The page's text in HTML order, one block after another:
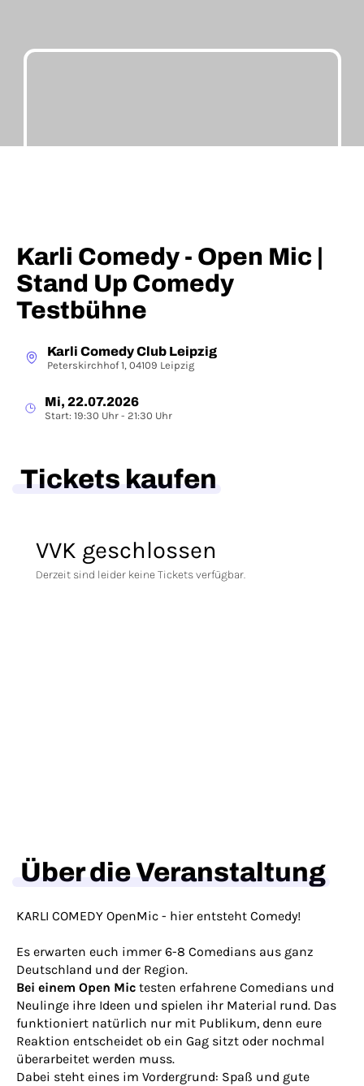
Karli Comedy - Open Mic |
Stand Up Comedy
Testbühne
Karli Comedy Club Leipzig
Peterskirchhof 1, 04109 Leipzig
Mi, 22.07.2026
Start: 19:30 Uhr - 21:30 Uhr
Tickets kaufen
VVK geschlossen
Derzeit sind leider keine Tickets verfügbar.
Über die Veranstaltung
KARLI COMEDY OpenMic - hier entsteht Comedy!
Es erwarten euch immer 6-8 Comedians aus ganz
Deutschland und der Region.
Bei einem Open Mic testen erfahrene Comedians und
Neulinge ihre Ideen und spielen ihr Material rund. Das
funktioniert natürlich nur mit Publikum, denn eure
Reaktion entscheidet ob ein Gag sitzt oder nochmal
überarbeitet werden muss.
Dabei steht eines im Vordergrund: Spaß und gute